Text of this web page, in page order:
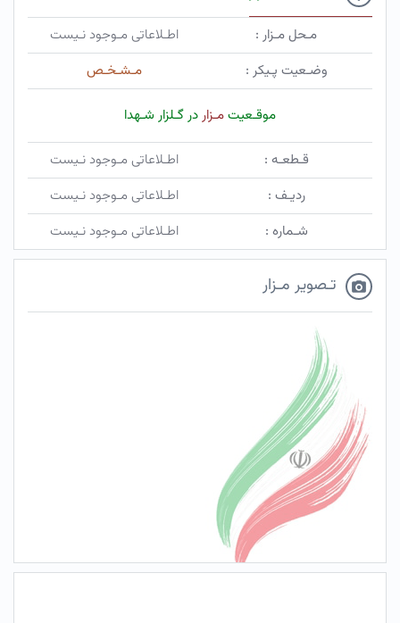
مـحل مـزار :
اطـلاعاتی مـوجود نـیست
وضـعیت پـیکر :
مـشـخـص
موقـعیتمـزاردر گـلزار شـهدا
قـطعـه :
اطـلاعاتی مـوجود نـیست
ردیـف :
اطـلاعاتی مـوجود نـیست
شـماره :
اطـلاعاتی مـوجود نـیست
تـصویر مـزار